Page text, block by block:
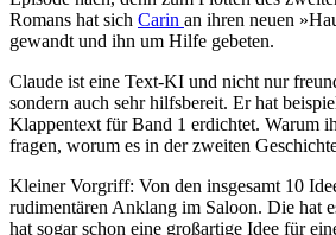
Romans hat sich Carin an ihren neuen
gewandt und ihn um Hilfe gebeten.
Claude ist eine Text-KI und nicht nur
sondern auch sehr hilfsbereit. Er hat
Klappentext für Band 1 erdichtet. Warum
fragen, worum es in der zweiten
Kleiner Vorgriff: Von den insgesamt 10
rudimentären Anklang im Saloon. Die hat
hat sogar schon eine großartige Idee für